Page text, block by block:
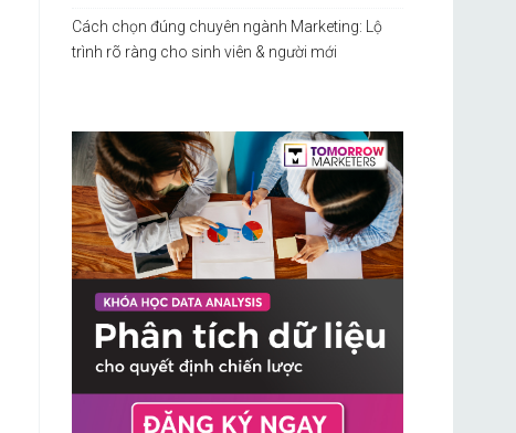
Cách chọn đúng chuyên ngành Marketing: Lộ
trình rõ ràng cho sinh viên & người mới